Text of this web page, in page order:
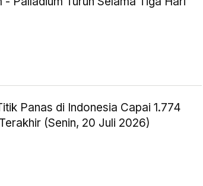
Panas di Indonesia Capai 1.774
(Senin, 20 Juli 2026)